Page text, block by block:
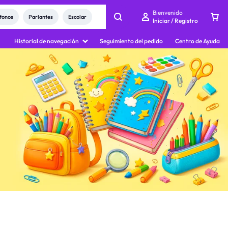
Parlantes Escolar
Bienvenido
Iniciar / Registro
Historial de navegación Seguimiento del pedido Centro de Ayuda